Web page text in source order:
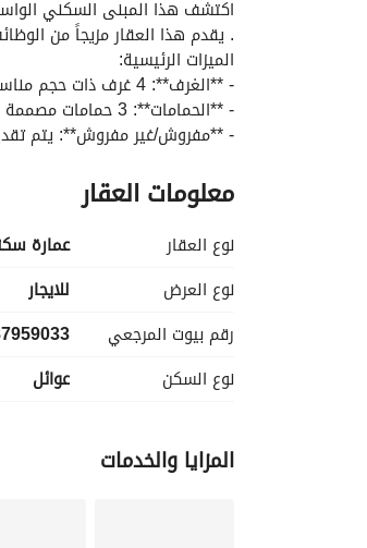
. يقدم هذا العقار مزيجاً من
الميزات الرئيسية:
- **الغرف**: 4 غرف ذات حجم مناسب، توفر مساحة كافية للاسترخاء والخصوصية.
- **الحمامات**: 3 حمامات مصممة بشكل عملي، لضمان راحة جميع السكان.
العام.
المال.
المرافق:
- **إمدادات المياه**: يتم تجهيز
معلومات العقار
نوع العقار
عمارة
نوع العرض
للايجار
رقم بيوت المرجعي
نوع السكن
عوائل
المزايا والخدمات